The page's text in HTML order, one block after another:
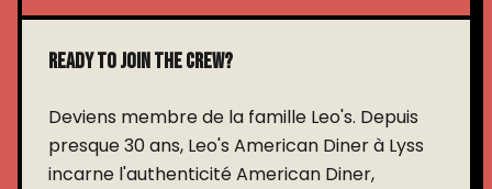
Ready to join the crew?
Deviens membre de la famille Leo's. Depuis
presque 30 ans, Leo's American Diner à Lyss
incarne l'authenticité American Diner,